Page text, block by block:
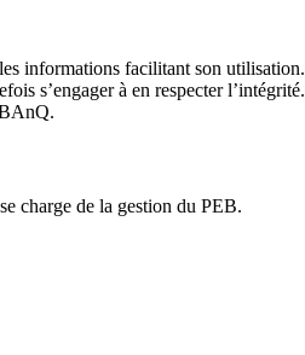
informations facilitant son utilisation.
s’engager à en respecter l’intégrité.
charge de la gestion du PEB.